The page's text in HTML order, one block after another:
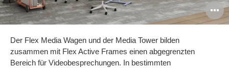
Der Flex Media Wagen und der Media Tower bilden
zusammen mit Flex Active Frames einen abgegrenzten
Bereich für Videobesprechungen. In bestimmten